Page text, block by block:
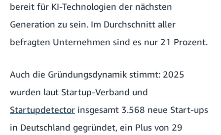
bereit für KI-Technologien der nächsten
Generation zu sein. Im Durchschnitt aller
befragten Unternehmen sind es nur 21 Prozent.
Auch die Gründungsdynamik stimmt: 2025
wurden laut Startup-Verband und
Startupdetector insgesamt 3.568 neue Start-ups
in Deutschland gegründet, ein Plus von 29